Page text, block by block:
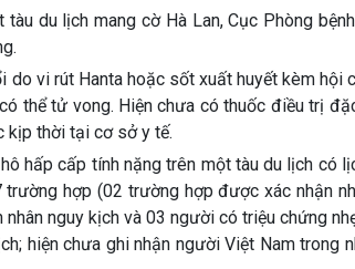
du lịch mang cờ Hà Lan, Cục Phòng
do vi rút Hanta hoặc sốt xuất huyết kèm hội
thể tử vong. Hiện chưa có thuốc điều trị
kịp thời tại cơ sở y tế.
hấp cấp tính nặng trên một tàu du lịch có
hợp (02 trường hợp được xác nhận
nguy kịch và 03 người có triệu chứng
hiện chưa ghi nhận người Việt Nam trong